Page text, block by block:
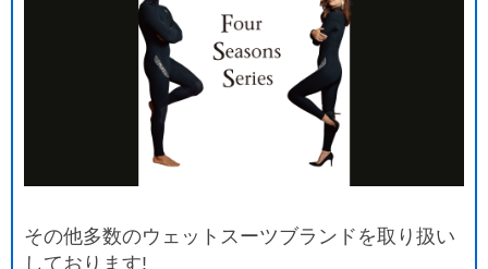
その他多数のウェットスーツブランドを取り扱い
しております!